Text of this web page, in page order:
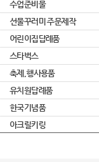
수업준비물
선물꾸러미 주문제작
어린이집답례품
스타벅스
축제,행사용품
유치원답례품
한국기념품
아크릴키링